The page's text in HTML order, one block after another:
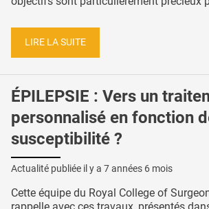
LIRE LA SUITE
ÉPILEPSIE : Vers un
personnalisé en fonction
susceptibilité ?
Actualité publiée il y a 7 années 6 mois
Cette équipe du Royal College of